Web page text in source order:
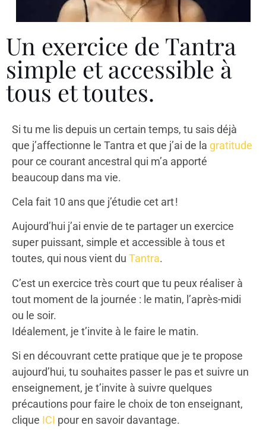
Un exercice de Tantra
simple et accessible à
tous et toutes.
Si tu me lis depuis un certain temps, tu sais déjà
que j’affectionne le Tantra et que j’ai de la gratitude
pour ce courant ancestral qui m’a apporté
beaucoup dans ma vie.
Cela fait 10 ans que j’étudie cet art !
Aujourd’hui j’ai envie de te partager un exercice
super puissant, simple et accessible à tous et
toutes, qui nous vient du Tantra.
C’est un exercice très court que tu peux réaliser à
tout moment de la journée : le matin, l’après-midi
ou le soir.
Idéalement, je t’invite à le faire le matin.
Si en découvrant cette pratique que je te propose
aujourd’hui, tu souhaites passer le pas et suivre un
enseignement, je t’invite à suivre quelques
précautions pour faire le choix de ton enseignant,
clique ICI pour en savoir davantage.